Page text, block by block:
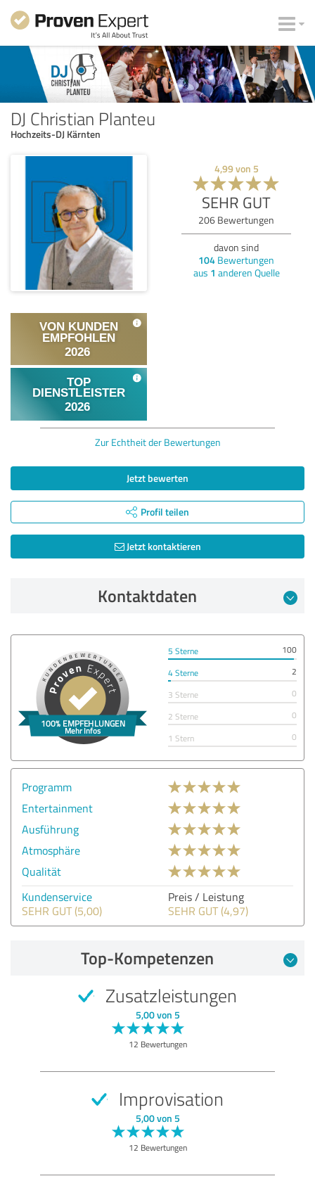
DJ Christian Planteu
Hochzeits-DJ Kärnten
4,99von 5
SEHR GUT
206 Bewertungen
davon sind
104 Bewertungen
aus 1 anderen Quelle
Zur Echtheit der Bewertungen
Jetzt bewerten
Profil teilen
Jetzt kontaktieren
Kontaktdaten
5 Sterne
100
4 Sterne
2
3 Sterne
0
2 Sterne
0
1 Stern
0
Programm
Entertainment
Ausführung
Atmosphäre
Qualität
Kundenservice
SEHR GUT (5,00)
Preis / Leistung
SEHR GUT (4,97)
Top-Kompetenzen
Zusatzleistungen
5,00 von 5
12 Bewertungen
Improvisation
5,00 von 5
12 Bewertungen